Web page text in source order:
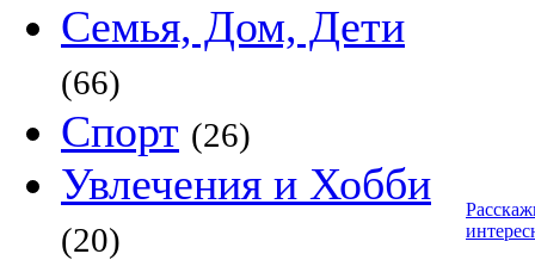
Семья, Дом, Дети
(66)
Спорт (26)
Увлечения и Хобби
(20)